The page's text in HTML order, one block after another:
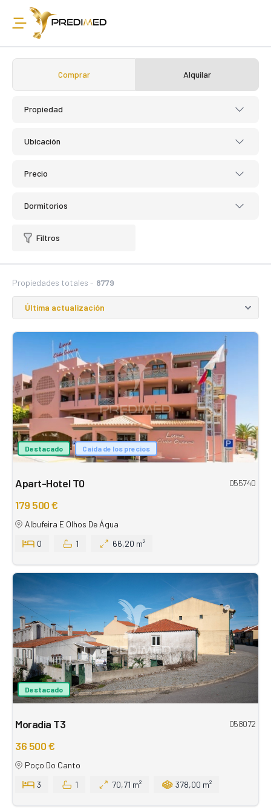
Comprar Alquilar
Propiedad
Ubicación
Precio
Dormitorios
Filtros
Propiedades totales - 8779
Destacado Caída de los precios
Apart-Hotel T0 055740
179 500 €
Albufeira E Olhos De Água
0
1 66,20 m²
Destacado
Moradia T3 058072
36 500 €
Poço Do Canto
3
1 70,71 m² 378,00 m²